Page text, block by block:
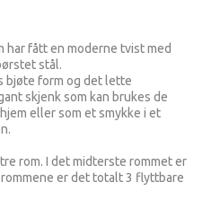
har fått en moderne tvist med
stål.
bjøte form og det lette
skjenk som kan brukes de
eller som et smykke i et
rom. I det midterste rommet er
er det totalt 3 flyttbare